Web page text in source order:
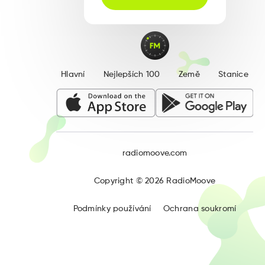
Hlavní Nejlepších 100 Země Stanice
radiomoove.com
Copyright ©2026 RadioMoove
Podmínky používání Ochrana soukromí